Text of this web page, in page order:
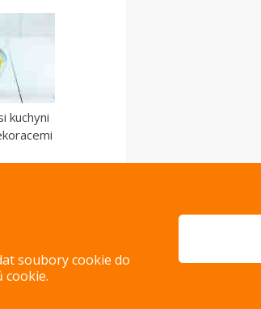
kuchyni
soubory cookie do
cookie.